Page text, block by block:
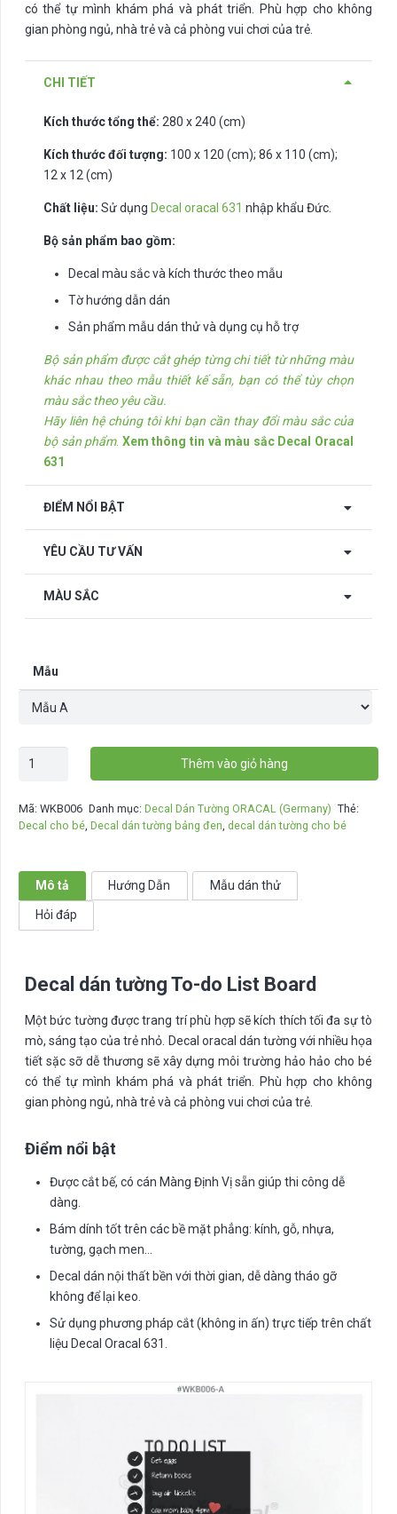
có thể tự mình khám phá và phát triển. Phù hợp cho không
gian phòng ngủ, nhà trẻ và cả phòng vui chơi của trẻ.
CHI TIẾT
Kích thước tổng thể: 280 x 240 (cm)
Kích thước đối tượng: 100 x 120 (cm); 86 x 110 (cm);
12 x 12 (cm)
Chất liệu: Sử dụng Decal oracal 631 nhập khẩu Đức.
Bộ sản phẩm bao gồm:
Decal màu sắc và kích thước theo mẫu
Tờ hướng dẫn dán
Sản phẩm mẫu dán thử và dụng cụ hỗ trợ
Bộ sản phẩm được cắt ghép từng chi tiết từ những màu
khác nhau theo mẫu thiết kế sẵn, bạn có thể tùy chọn
màu sắc theo yêu cầu.
Hãy liên hệ chúng tôi khi bạn cần thay đổi màu sắc của
bộ sản phẩm. Xem thông tin và màu sắc Decal Oracal
631
ĐIỂM NỔI BẬT
YÊU CẦU TƯ VẤN
MÀU SẮC
Mẫu
Decal
To-
Board
-
WKB006
Thêm vào giỏ hàng
Mã: WKB006 Danh mục:Decal Dán Tường ORACAL (Germany) Thẻ:
Decal cho bé Decal dán tường bảng đen decal dán tường cho bé
Mô tả Hướng Dẫn Mẫu dán thử
Hỏi đáp
Decal dán tường To-do List Board
Một bức tường được trang trí phù hợp sẽ kích thích tối đa sự tò
mò, sáng tạo của trẻ nhỏ. Decal oracal dán tường với nhiều họa
tiết sặc sỡ dễ thương sẽ xây dựng môi trường hảo hảo cho bé
có thể tự mình khám phá và phát triển. Phù hợp cho không
gian phòng ngủ, nhà trẻ và cả phòng vui chơi của trẻ.
Điểm nổi bật
Được cắt bế, có cán Màng Định Vị sẵn giúp thi công dễ
dàng.
Bám dính tốt trên các bề mặt phẳng: kính, gỗ, nhựa,
tường, gạch men…
Decal dán nội thất bền với thời gian, dễ dàng tháo gỡ
không để lại keo.
Sử dụng phương pháp cắt (không in ấn) trực tiếp trên chất
liệu Decal Oracal 631.